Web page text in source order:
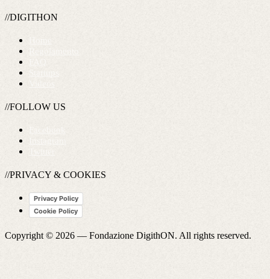
//DIGITHON
//FOLLOW US
//PRIVACY & COOKIES
Privacy Policy
Cookie Policy
Copyright © 2026 — Fondazione DigithON. All rights reserved.